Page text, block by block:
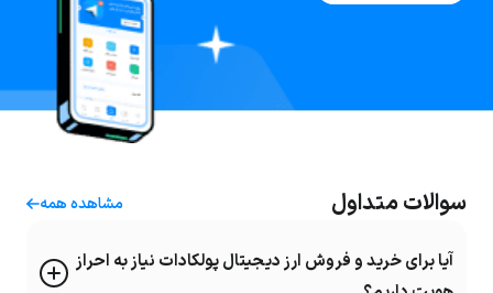
سوالات متداول مشاهده همه
آیا برای خرید و فروش ارز دیجیتال پولکادات نیاز به احراز